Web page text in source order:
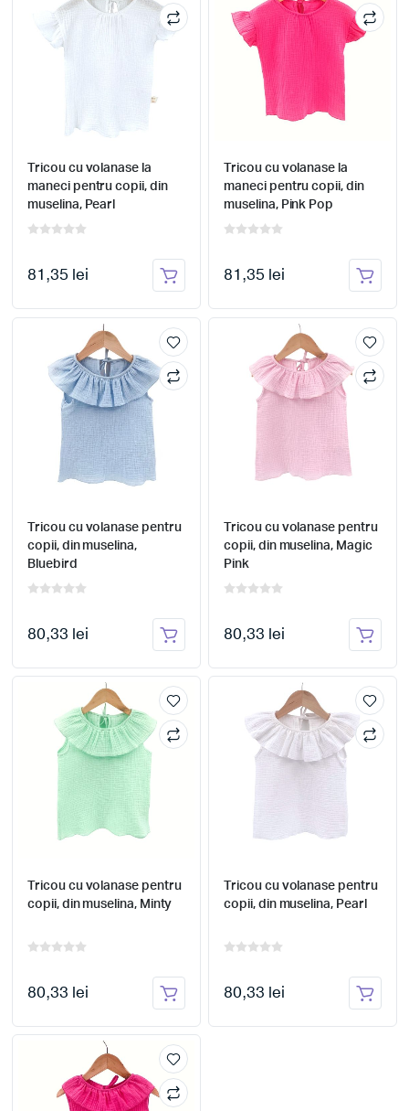
Tricou cu volanase la
maneci pentru copii, din
muselina, Pearl
81,35 lei
Tricou cu volanase la
maneci pentru copii, din
muselina, Pink Pop
81,35 lei
Tricou cu volanase pentru
copii, din muselina,
Bluebird
80,33 lei
Tricou cu volanase pentru
copii, din muselina, Magic
Pink
80,33 lei
Tricou cu volanase pentru
copii, din muselina, Minty
80,33 lei
Tricou cu volanase pentru
copii, din muselina, Pearl
80,33 lei